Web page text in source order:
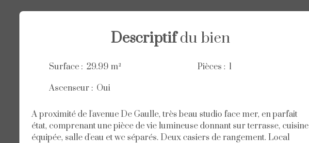
Descriptifdu bien
Surface : 29.99 m² Pièces : 1
Ascenseur : Oui
A proximité de l'avenue De Gaulle, très beau studio face mer, en parfait
état, comprenant une pièce de vie lumineuse donnant sur terrasse, cuisine
équipée, salle d'eau et wc séparés. Deux casiers de rangement. Local